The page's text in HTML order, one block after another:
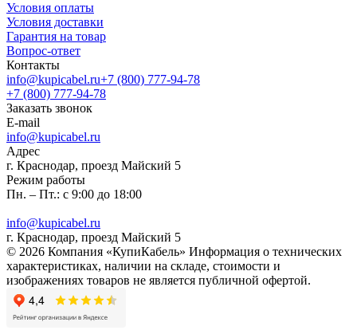
Условия оплаты
Условия доставки
Гарантия на товар
Вопрос-ответ
Контакты
info@kupicabel.ru+7 (800) 777-94-78
+7 (800) 777-94-78
Заказать звонок
E-mail
info@kupicabel.ru
Адрес
г. Краснодар, проезд Майский 5
Режим работы
Пн. – Пт.: с 9:00 до 18:00
info@kupicabel.ru
г. Краснодар, проезд Майский 5
© 2026 Компания «КупиКабель» Информация о технических
характеристиках, наличии на складе, стоимости и
изображениях товаров не является публичной офертой.